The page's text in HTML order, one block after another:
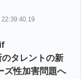
タレントの新
ズ性加害問題へ